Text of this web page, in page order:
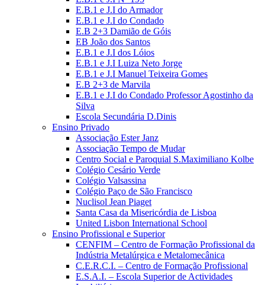
E.B.1 e J.I do Armador
E.B.1 e J.I do Condado
E.B 2+3 Damião de Góis
EB João dos Santos
E.B.1 e J.I dos Lóios
E.B.1 e J.I Luiza Neto Jorge
E.B.1 e J.I Manuel Teixeira Gomes
E.B 2+3 de Marvila
E.B.1 e J.I do Condado Professor Agostinho da
Silva
Escola Secundária D.Dinis
Ensino Privado
Associação Ester Janz
Associação Tempo de Mudar
Centro Social e Paroquial S.Maximiliano Kolbe
Colégio Cesário Verde
Colégio Valsassina
Colégio Paço de São Francisco
Nuclisol Jean Piaget
Santa Casa da Misericórdia de Lisboa
United Lisbon International School
Ensino Profissional e Superior
CENFIM – Centro de Formação Profissional da
Indústria Metalúrgica e Metalomecânica
C.E.R.C.I. – Centro de Formação Profissional
E.S.A.I. – Escola Superior de Actividades